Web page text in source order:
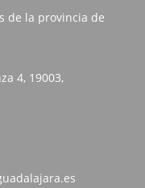
de la provincia de
4, 19003,